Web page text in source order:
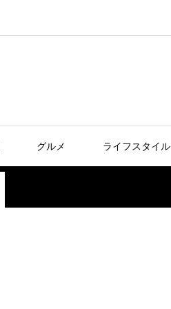
グルメ ライフスタイル